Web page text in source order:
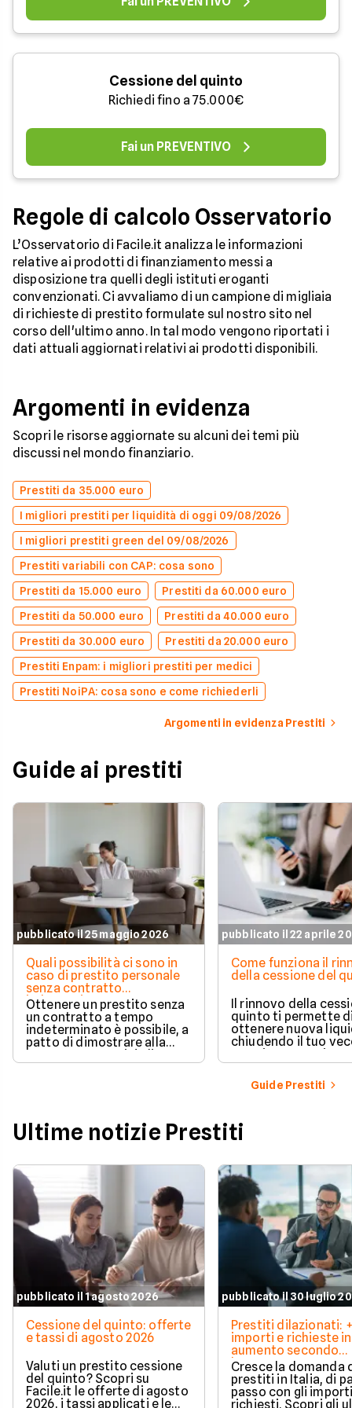
Cessione del quinto
Richiedi fino a 75.000€
Fai un PREVENTIVO
Regole di calcolo Osservatorio
L’Osservatorio di Facile.it analizza le informazioni
relative ai prodotti di finanziamento messi a
disposizione tra quelli degli istituti eroganti
convenzionati. Ci avvaliamo di un campione di migliaia
di richieste di prestito formulate sul nostro sito nel
corso dell'ultimo anno. In tal modo vengono riportati i
dati attuali aggiornati relativi ai prodotti disponibili.
Argomenti in evidenza
Scopri le risorse aggiornate su alcuni dei temi più
discussi nel mondo finanziario.
Prestiti da 35.000 euro
I migliori prestiti per liquidità di oggi 09/08/2026
I migliori prestiti green del 09/08/2026
Prestiti variabili con CAP: cosa sono
Prestiti da 15.000 euro
Prestiti da 60.000 euro
Prestiti da 50.000 euro
Prestiti da 40.000 euro
Prestiti da 30.000 euro
Prestiti da 20.000 euro
Prestiti Enpam: i migliori prestiti per medici
Prestiti NoiPA: cosa sono e come richiederli
Argomenti in evidenza Prestiti
Guide ai prestiti
pubblicato il 25 maggio 2026
Quali possibilità ci sono in
caso di prestito personale
senza contratto
indeterminato
Ottenere un prestito senza
un contratto a tempo
indeterminato è possibile, a
patto di dimostrare alla
banca una capacità di
rimborso solida e costante.
adottare per aumentare le
tue possibilità di successo.
pubblicato il 22 aprile
Come funziona il
della cessione del
Il rinnovo della
quinto ti permette
ottenere nuova
chiudendo il tuo
prestito per aprirne
vantaggioso.
Guide Prestiti
Ultime notizie Prestiti
pubblicato il 1 agosto 2026
Cessione del quinto: offerte
e tassi di agosto 2026
Valuti un prestito cessione
del quinto? Scopri su
Facile.it le offerte di agosto
2026, i tassi applicati e le
pubblicato il 30 luglio
Prestiti dilazionati:
importi e richieste in
aumento secondo
barometro CRIF
Cresce la domanda
prestiti in Italia, di
passo con gli
richiesti. Scopri gli